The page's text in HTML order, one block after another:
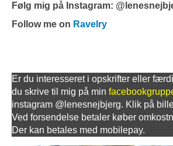
Følg mig på Instagram:
Follow me on Ravelry
Er du interesseret i opskrifter eller
du skrive til mig på min
instagram @lenesnejbjerg. Klik på
Ved forsendelse betaler køber
Der kan betales med mobilepay.